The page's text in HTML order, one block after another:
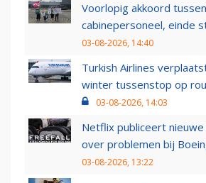
Voorlopig akkoord
cabinepersoneel, einde
03-08-2026, 14:40
Turkish Airlines
winter tussenstop op
03-08-2026, 14:03
Netflix publiceert
over problemen bij
03-08-2026, 13:22